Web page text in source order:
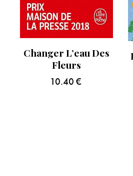
Changer L’eau Des
Fleurs
10.40€